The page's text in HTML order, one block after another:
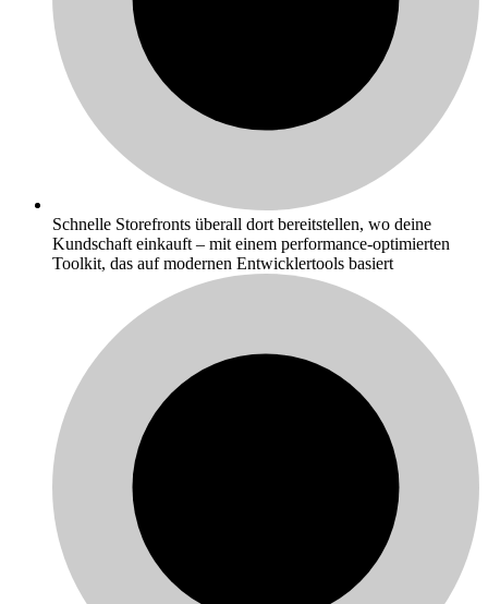
Schnelle Storefronts überall dort bereitstellen, wo deine
Kundschaft einkauft – mit einem performance-optimierten
Toolkit, das auf modernen Entwicklertools basiert